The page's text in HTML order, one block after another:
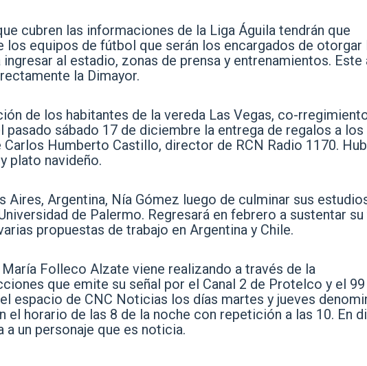
cubren las informaciones de la Liga Águila tendrán que
los equipos de fútbol que serán los encargados de otorgar
al estadio, zonas de prensa y entrenamientos. Este
la Dimayor.
de los habitantes de la vereda Las Vegas, co-
pasado sábado 17 de diciembre la entrega de regalos a los
Humberto Castillo, director de RCN Radio 1170.
plato navideño.
Aires, Argentina, Nía Gómez luego de culminar sus
de Palermo. Regresará en febrero a sustentar
propuestas de trabajo en Argentina y Chile.
Folleco Alzate viene realizando a través de la
que emite su señal por el Canal 2 de Protelco y el
espacio de CNC Noticias los días martes y jueves
el horario de las 8 de la noche con repetición a las 10. En
un personaje que es noticia.